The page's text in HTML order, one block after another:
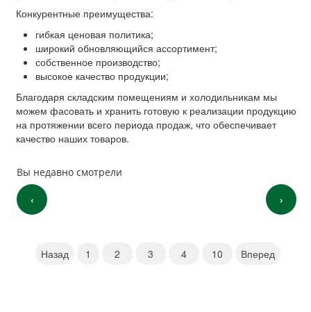
Конкурентные преимущества:
гибкая ценовая политика;
широкий обновляющийся ассортимент;
собственное производство;
высокое качество продукции;
Благодаря складским помещениям и холодильникам мы
можем фасовать и хранить готовую к реализации продукцию
на протяжении всего периода продаж, что обеспечивает
качество наших товаров.
Вы недавно смотрели
‹ ›
Назад 1 2 3 4 10 Вперед